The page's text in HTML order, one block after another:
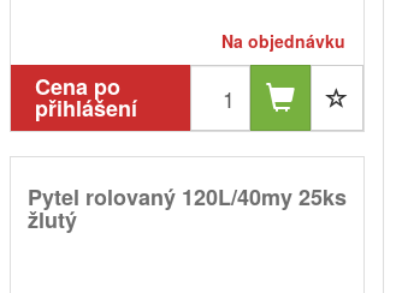
Na objednávku
Cena po
přihlášení
Pytel rolovaný 120L/40my 25ks
žlutý